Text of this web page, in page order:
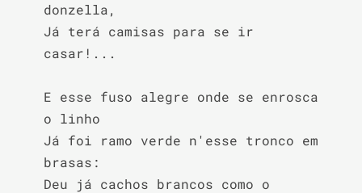
donzella,
Já terá camisas para se ir
casar!...
E esse fuso alegre onde se enrosca
o linho
Já foi ramo verde n'esse tronco em
brasas:
Deu já cachos brancos como o